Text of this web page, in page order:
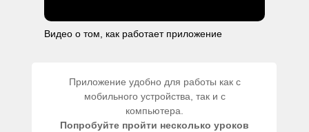
Приложение удобно для работы как с
мобильного устройства, так и с
компьютера.
Попробуйте пройти несколько уроков
Видео о том, как работает приложение